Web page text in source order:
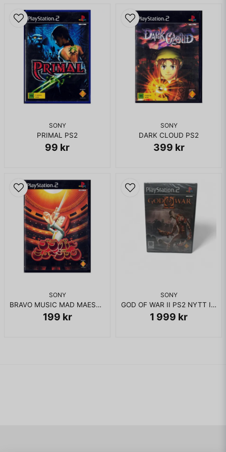
SONY
PRIMAL PS2
99 kr
SONY
DARK CLOUD PS2
399 kr
SONY
BRAVO MUSIC MAD MAESTRO PS2 JAPANSK NTSC
199 kr
SONY
GOD OF WAR II PS2 NYTT INPLASTAD
1 999 kr